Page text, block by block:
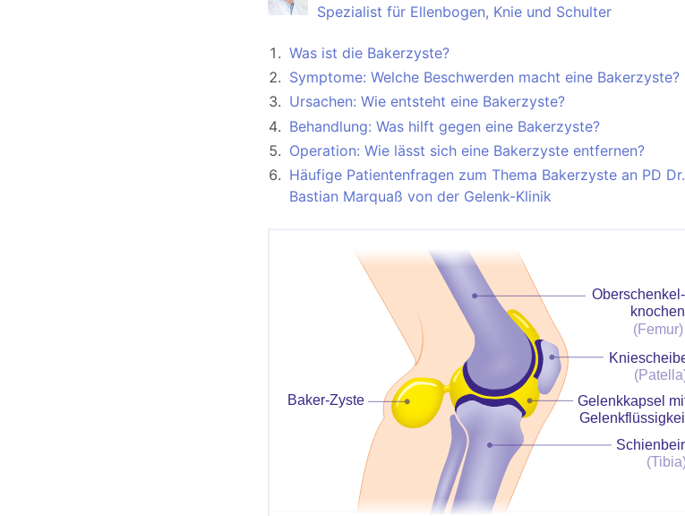
Spezialist für Ellenbogen, Knie und Schulter
Was ist die Bakerzyste?
Symptome: Welche Beschwerden macht eine Bakerzyste?
Ursachen: Wie entsteht eine Bakerzyste?
Behandlung: Was hilft gegen eine Bakerzyste?
Operation: Wie lässt sich eine Bakerzyste entfernen?
Häufige Patientenfragen zum Thema Bakerzyste an PD Dr.
Bastian Marquaß von der Gelenk-Klinik